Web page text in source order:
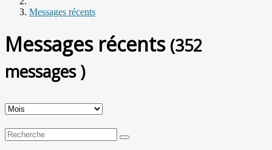
Messages récents
Messages récents (352
messages )